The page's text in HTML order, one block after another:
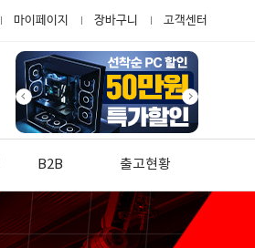
마이페이지 장바구니 고객센터
B2B 출고현황